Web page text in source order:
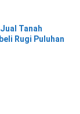
Tanah
Rugi Puluhan